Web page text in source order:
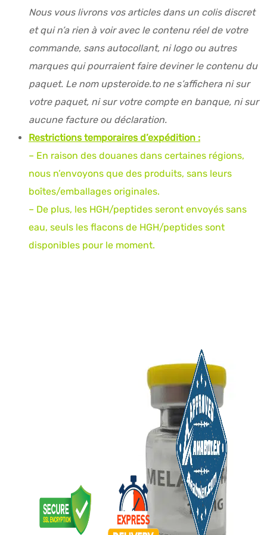
Nous vous livrons vos articles dans un colis discret
et qui n’a rien à voir avec le contenu réel de votre
commande, sans autocollant, ni logo ou autres
marques qui pourraient faire deviner le contenu du
paquet. Le nom upsteroide.to ne s’affichera ni sur
votre paquet, ni sur votre compte en banque, ni sur
aucune facture ou déclaration.
Restrictions temporaires d’expédition :
– En raison des douanes dans certaines régions,
nous n’envoyons que des produits, sans leurs
boîtes/emballages originales.
– De plus, les HGH/peptides seront envoyés sans
eau, seuls les flacons de HGH/peptides sont
disponibles pour le moment.